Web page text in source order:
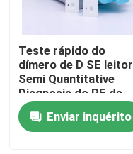
Casa
Teste rápido do
dímero de D SE leitor
Semi Quantitative
Diagnosis do PE de
DIC DVT
Enviar inquérito